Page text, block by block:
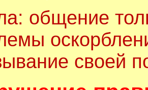
общение
своей